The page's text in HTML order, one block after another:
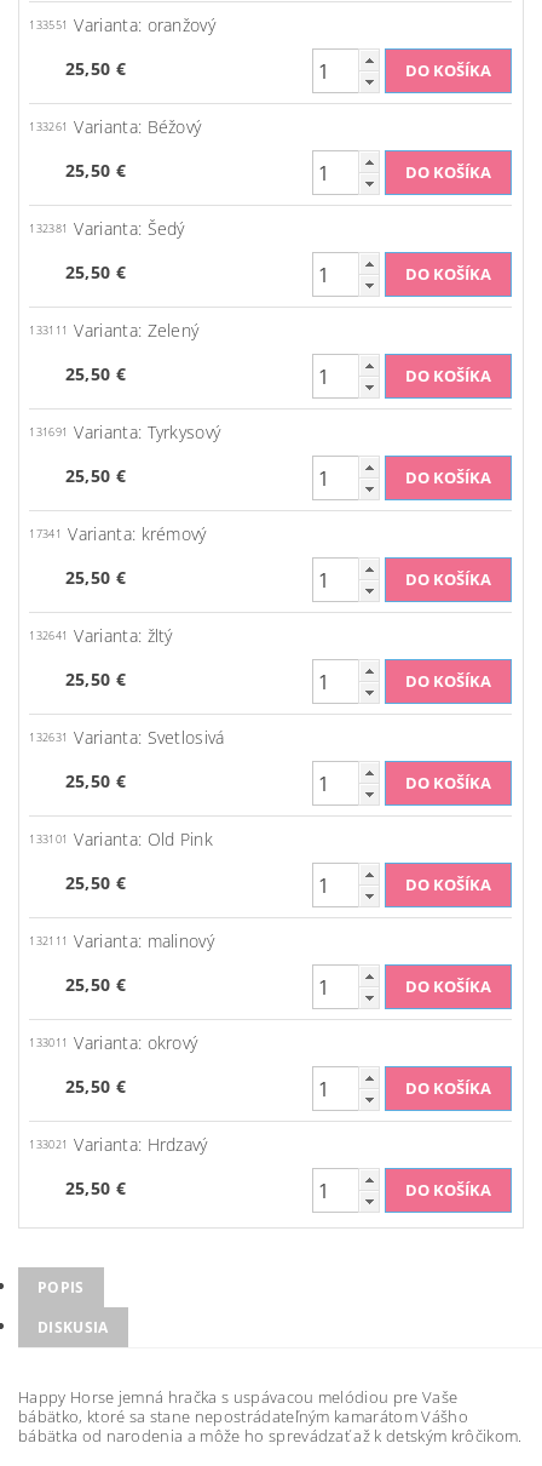
133551
Varianta: oranžový
25,50 €
133261
Varianta: Béžový
25,50 €
132381
Varianta: Šedý
25,50 €
133111
Varianta: Zelený
25,50 €
131691
Varianta: Tyrkysový
25,50 €
17341
Varianta: krémový
25,50 €
132641
Varianta: žltý
25,50 €
132631
Varianta: Svetlosivá
25,50 €
133101
Varianta: Old Pink
25,50 €
132111
Varianta: malinový
25,50 €
133011
Varianta: okrový
25,50 €
133021
Varianta: Hrdzavý
25,50 €
POPIS
DISKUSIA
Happy Horse jemná hračka s uspávacou melódiou pre Vaše
bábätko, ktoré sa stane nepostrádateľným kamarátom Vášho
bábätka od narodenia a môže ho sprevádzať až k detským krôčikom.